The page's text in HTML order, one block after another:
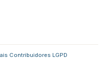
Contribuidores LGPD